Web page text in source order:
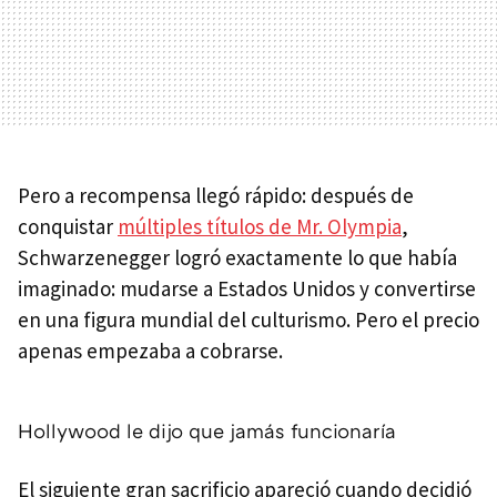
Pero a recompensa llegó rápido: después de
conquistar múltiples títulos de Mr. Olympia,
Schwarzenegger logró exactamente lo que había
imaginado: mudarse a Estados Unidos y convertirse
en una figura mundial del culturismo. Pero el precio
apenas empezaba a cobrarse.
Hollywood le dijo que jamás funcionaría
El siguiente gran sacrificio apareció cuando decidió